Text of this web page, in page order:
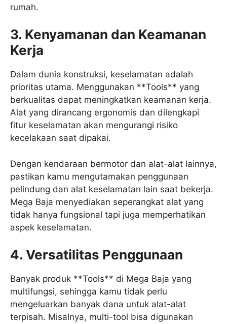
rumah.
3. Kenyamanan dan Keamanan
Kerja
Dalam dunia konstruksi, keselamatan adalah
prioritas utama. Menggunakan **Tools** yang
berkualitas dapat meningkatkan keamanan kerja.
Alat yang dirancang ergonomis dan dilengkapi
fitur keselamatan akan mengurangi risiko
kecelakaan saat dipakai.
Dengan kendaraan bermotor dan alat-alat lainnya,
pastikan kamu mengutamakan penggunaan
pelindung dan alat keselamatan lain saat bekerja.
Mega Baja menyediakan seperangkat alat yang
tidak hanya fungsional tapi juga memperhatikan
aspek keselamatan.
4. Versatilitas Penggunaan
Banyak produk **Tools** di Mega Baja yang
multifungsi, sehingga kamu tidak perlu
mengeluarkan banyak dana untuk alat-alat
terpisah. Misalnya, multi-tool bisa digunakan